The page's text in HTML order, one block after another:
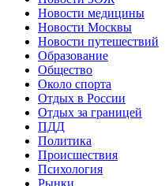
Новости медицины
Новости Москвы
Новости путешествий
Образование
Общество
Около спорта
Отдых в России
Отдых за границей
ПДД
Политика
Происшествия
Психология
Рынки